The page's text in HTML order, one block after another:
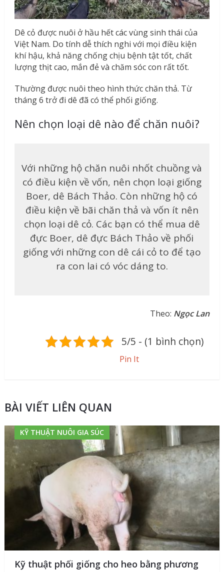
Dê cỏ được nuôi ở hầu hết các vùng sinh thái của
Việt Nam. Do tính dễ thích nghi với mọi điều kiện
khí hậu, khả năng chống chịu bệnh tật tốt, chất
lượng thịt cao, mắn đẻ và chăm sóc con rất tốt.
Thường được nuôi theo hình thức chăn thả. Từ
tháng 6 trở đi dê đã có thể phối giống.
Nên chọn loại dê nào để chăn nuôi?
Với những hộ chăn nuôi nhốt chuồng và
có điều kiện về vốn, nên chọn loại giống
Boer, dê Bách Thảo. Còn những hộ có
điều kiện về bãi chăn thả và vốn ít nên
chọn loại dê cỏ. Các bạn có thể mua dê
đực Boer, dê đực Bách Thảo về phối
giống với những con dê cái cỏ to để tạo
ra con lai có vóc dáng to.
Theo: Ngọc Lan
5/5 - (1 bình chọn)
Pin It
BÀI VIẾT LIÊN QUAN
KỸ THUẬT NUÔI GIA SÚC
Kỹ thuật phối giống cho heo bằng phương